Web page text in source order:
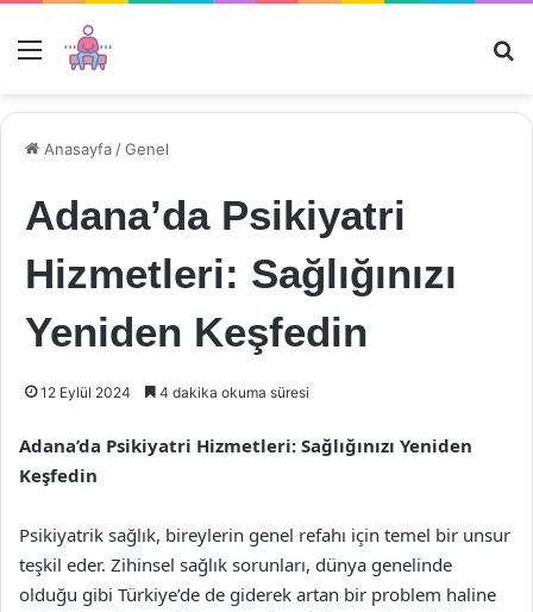
Menü
Anasayfa /Genel
Adana’da Psikiyatri
Hizmetleri: Sağlığınızı
Yeniden Keşfedin
12 Eylül 2024 4 dakika okuma süresi
Adana’da Psikiyatri Hizmetleri: Sağlığınızı Yeniden
Keşfedin
Psikiyatrik sağlık, bireylerin genel refahı için temel bir unsur
teşkil eder. Zihinsel sağlık sorunları, dünya genelinde
olduğu gibi Türkiye’de de giderek artan bir problem haline